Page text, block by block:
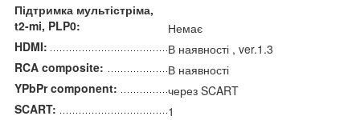
Підтримка мультістріма,
t2-mi, PLP0:
Немає
HDMI:
В наявності , ver.1.3
RCA composite:
В наявності
YPbPr component:
через SCART
SCART:
1